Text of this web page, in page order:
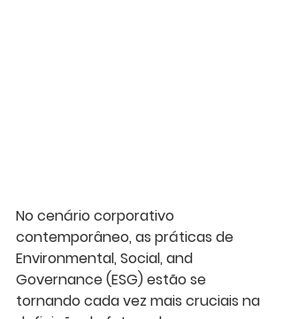
No cenário corporativo
contemporâneo, as práticas de
Environmental, Social, and
Governance (ESG) estão se
tornando cada vez mais cruciais na